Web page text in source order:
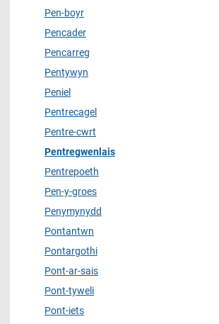
Pen-boyr
Pencader
Pencarreg
Pentywyn
Peniel
Pentrecagel
Pentre-cwrt
Pentregwenlais
Pentrepoeth
Pen-y-groes
Penymynydd
Pontantwn
Pontargothi
Pont-ar-sais
Pont-tyweli
Pont-iets